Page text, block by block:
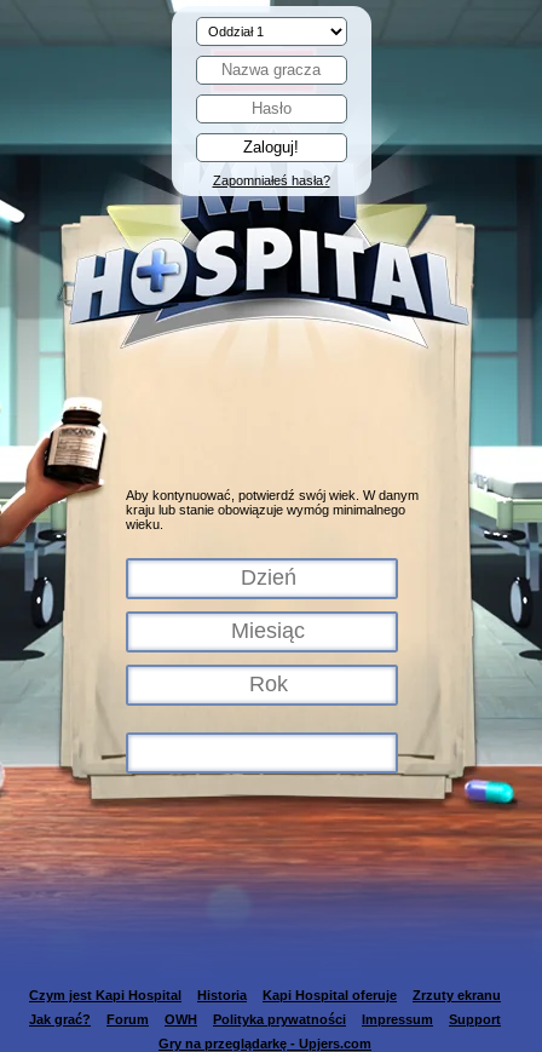
Zapomniałeś hasła?
Aby kontynuować, potwierdź swój wiek. W danym
kraju lub stanie obowiązuje wymóg minimalnego
wieku.
Czym jest Kapi Hospital Historia Kapi Hospital oferuje
Zrzuty ekranu
Jak grać?
Forum OWH Polityka prywatności Impressum
Support
Gry na przeglądarkę - Upjers.com